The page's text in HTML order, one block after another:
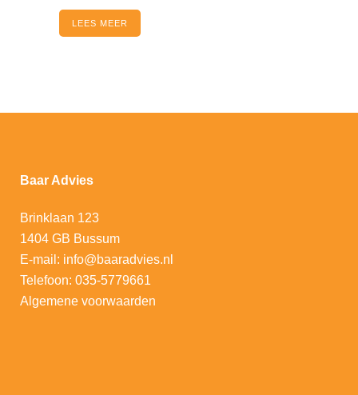
LEES MEER
Baar Advies
Brinklaan 123
1404 GB Bussum
E-mail: info@baaradvies.nl
Telefoon: 035-5779661
Algemene voorwaarden